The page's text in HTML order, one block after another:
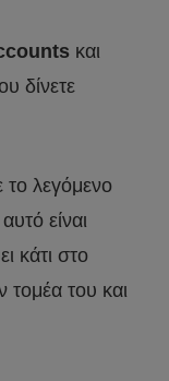
και
δίνετε
λεγόμενο
αυτό είναι
κάτι στο
τομέα του και